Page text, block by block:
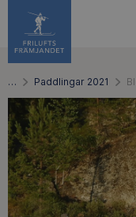
… Paddlingar 2021